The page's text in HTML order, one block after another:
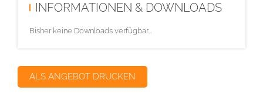
INFORMATIONEN & DOWNLOADS
Bisher keine Downloads verfügbar...
ALS ANGEBOT DRUCKEN